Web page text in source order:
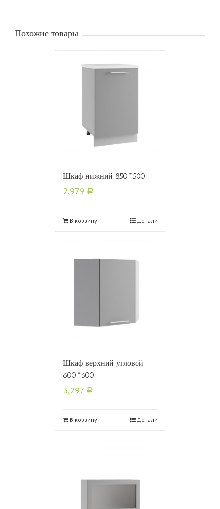
Похожие товары
Шкаф нижний 850*500
2,979 Р
В корзину Детали
Шкаф верхний угловой
600*600
3,297 Р
В корзину Детали